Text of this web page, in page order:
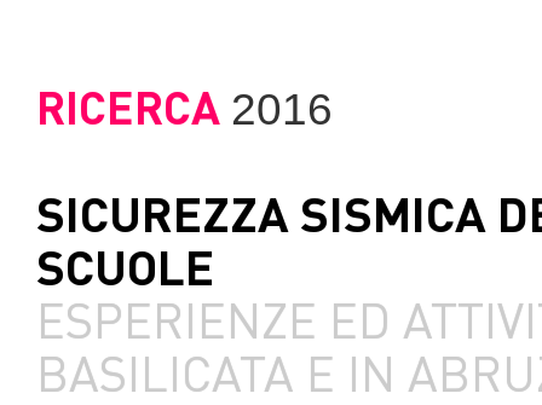
RICERCA 2016
SICUREZZA SISMICA
SCUOLE
ESPERIENZE ED
BASILICATA E IN